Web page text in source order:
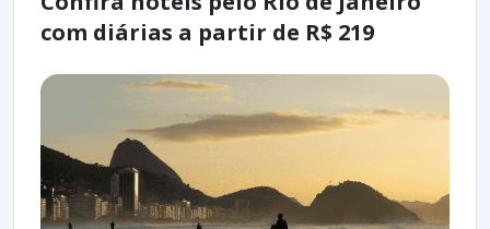
com diárias a partir de R$ 219